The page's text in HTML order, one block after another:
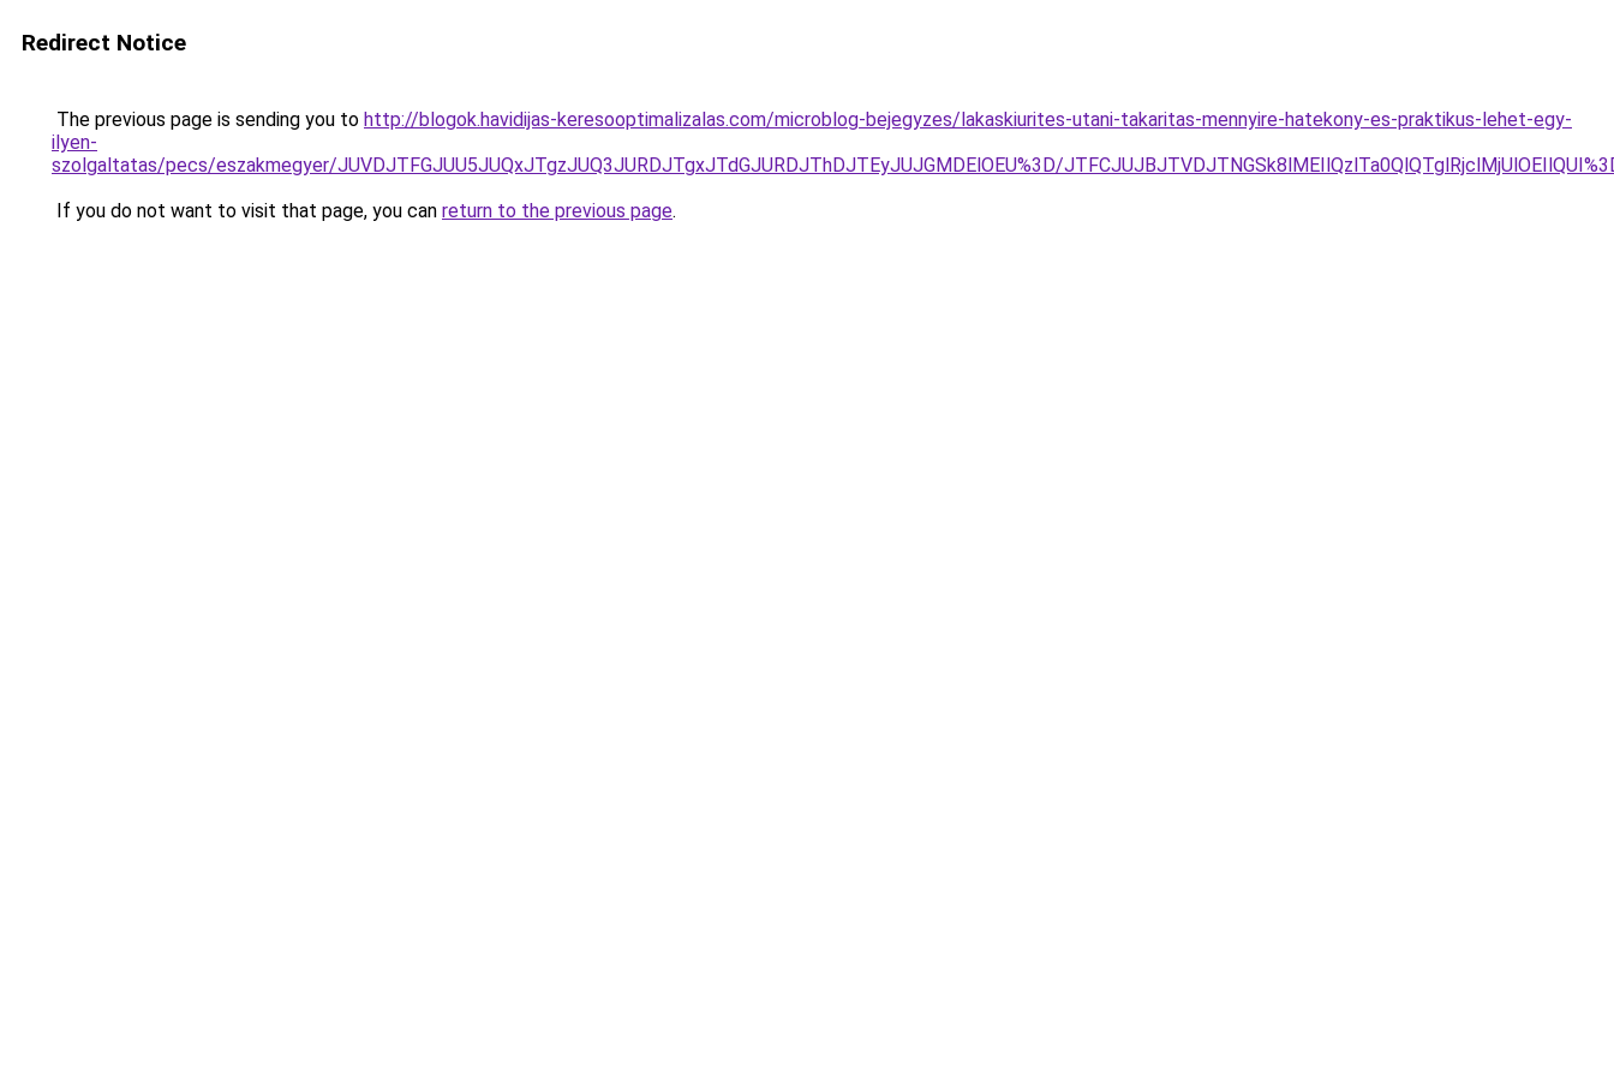
Redirect Notice
The previous page is sending you to http://blogok.havidijas-keresooptimalizalas.com/microblog-bejegyzes/lakaskiurites-utani-takaritas-mennyire-hatekony-es-praktikus-lehet-egy-
ilyen-
szolgaltatas/pecs/eszakmegyer/JUVDJTFGJUU5JUQxJTgzJUQ3JURDJTgxJTdGJURDJThDJTEyJUJGMDElOEU%3D/
If you do not want to visit that page, you can return to the previous page.